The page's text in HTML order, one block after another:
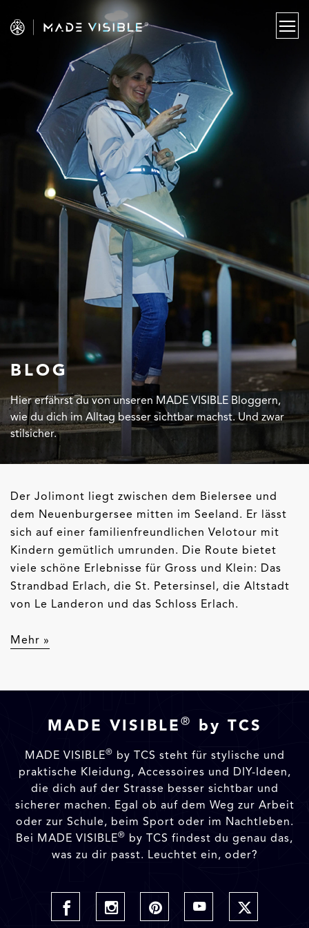
BLOG
Hier erfährst du von unseren MADE VISIBLE Bloggern,
wie du dich im Alltag besser sichtbar machst. Und zwar
stilsicher.
Der Jolimont liegt zwischen dem Bielersee und
dem Neuenburgersee mitten im Seeland. Er lässt
sich auf einer familienfreundlichen Velotour mit
Kindern gemütlich umrunden. Die Route bietet
viele schöne Erlebnisse für Gross und Klein: Das
Strandbad Erlach, die St. Petersinsel, die Altstadt
von Le Landeron und das Schloss Erlach.
Mehr »
MADE VISIBLE ® by TCS
MADE VISIBLE® by TCS steht für stylische und
praktische Kleidung, Accessoires und DIY-Ideen,
die dich auf der Strasse besser sichtbar und
sicherer machen. Egal ob auf dem Weg zur Arbeit
oder zur Schule, beim Sport oder im Nachtleben.
Bei MADE VISIBLE® by TCS findest du genau das,
was zu dir passt. Leuchtet ein, oder?